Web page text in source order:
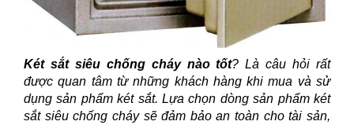
Két sắt siêu chống cháy nào tốt? Là câu hỏi rất
được quan tâm từ những khách hàng khi mua và sử
dụng sản phẩm két sắt. Lựa chọn dòng sản phẩm két
sắt siêu chống cháy sẽ đảm bảo an toàn cho tài sản,